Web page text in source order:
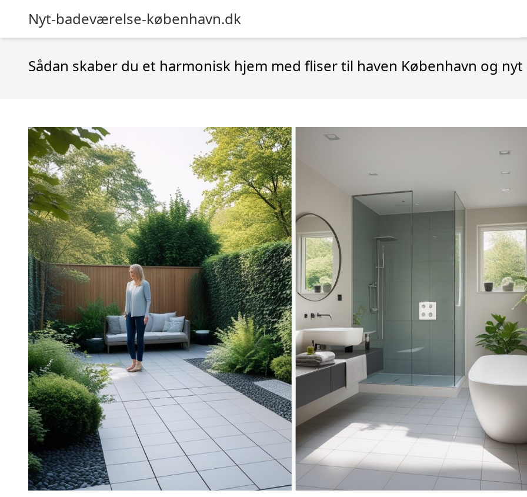
Nyt-badeværelse-københavn.dk
Sådan skaber du et harmonisk hjem med fliser til haven København og